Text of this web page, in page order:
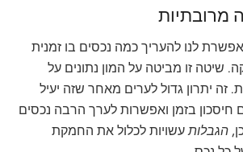
מרובתיות
לנו להעריך כמה נכסים בו זמנית
שיטה זו מביטה על המון נתונים על
זה יתרון גדול לערים מאחר שזה יעיל
חיסכון בזמן ואפשרות לערך הרבה נכסים
הגבלותעשויות לכלול את החמקת